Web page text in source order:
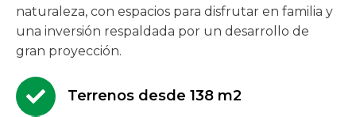
naturaleza, con espacios para disfrutar en familia y
una inversión respaldada por un desarrollo de
gran proyección.
Terrenos desde 138 m2